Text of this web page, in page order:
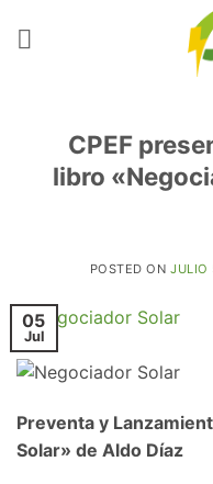
CPEF
libro
POSTED ON
05
Jul
Preventa y
Solar» de Aldo Díaz